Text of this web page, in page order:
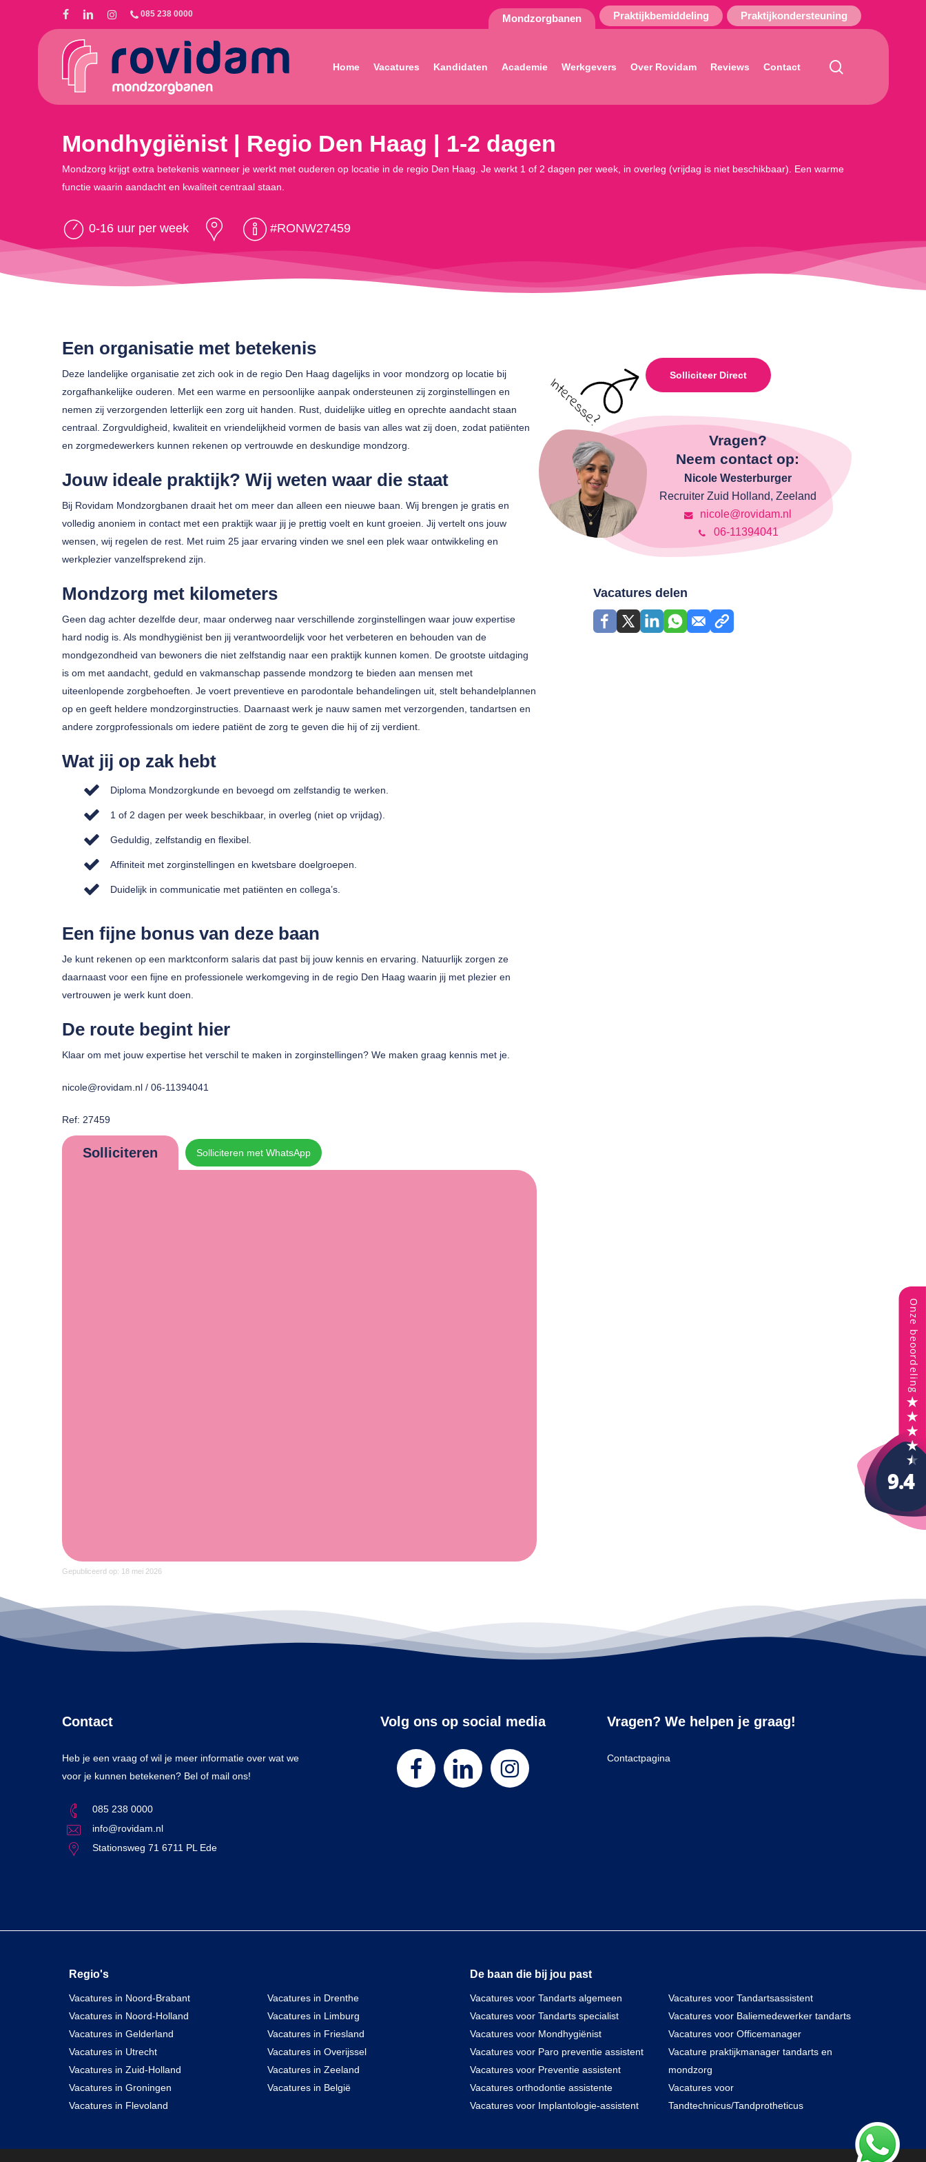
085 238 0000 Mondzorgbanen Praktijkbemiddeling Praktijkondersteuning
Druk op enter om te zoeken of ESC om te sluiten
Home Vacatures Kandidaten Academie Werkgevers Over Rovidam Reviews Contact
Mondhygiënist | Regio Den Haag | 1-2 dagen
Mondzorg krijgt extra betekenis wanneer je werkt met ouderen op locatie in de regio Den Haag. Je werkt 1 of 2 dagen per week, in overleg (vrijdag is niet beschikbaar). Een warme
functie waarin aandacht en kwaliteit centraal staan.
0-16 uur per week #RONW27459
Een organisatie met betekenis
Deze landelijke organisatie zet zich ook in de regio Den Haag dagelijks in voor mondzorg op locatie bij
zorgafhankelijke ouderen. Met een warme en persoonlijke aanpak ondersteunen zij zorginstellingen en
nemen zij verzorgenden letterlijk een zorg uit handen. Rust, duidelijke uitleg en oprechte aandacht staan
centraal. Zorgvuldigheid, kwaliteit en vriendelijkheid vormen de basis van alles wat zij doen, zodat patiënten
en zorgmedewerkers kunnen rekenen op vertrouwde en deskundige mondzorg.
Jouw ideale praktijk? Wij weten waar die staat
Bij Rovidam Mondzorgbanen draait het om meer dan alleen een nieuwe baan. Wij brengen je gratis en
volledig anoniem in contact met een praktijk waar jij je prettig voelt en kunt groeien. Jij vertelt ons jouw
wensen, wij regelen de rest. Met ruim 25 jaar ervaring vinden we snel een plek waar ontwikkeling en
werkplezier vanzelfsprekend zijn.
Mondzorg met kilometers
Geen dag achter dezelfde deur, maar onderweg naar verschillende zorginstellingen waar jouw expertise
hard nodig is. Als mondhygiënist ben jij verantwoordelijk voor het verbeteren en behouden van de
mondgezondheid van bewoners die niet zelfstandig naar een praktijk kunnen komen. De grootste uitdaging
is om met aandacht, geduld en vakmanschap passende mondzorg te bieden aan mensen met
uiteenlopende zorgbehoeften. Je voert preventieve en parodontale behandelingen uit, stelt behandelplannen
op en geeft heldere mondzorginstructies. Daarnaast werk je nauw samen met verzorgenden, tandartsen en
andere zorgprofessionals om iedere patiënt de zorg te geven die hij of zij verdient.
Wat jij op zak hebt
Diploma Mondzorgkunde en bevoegd om zelfstandig te werken.
1 of 2 dagen per week beschikbaar, in overleg (niet op vrijdag).
Geduldig, zelfstandig en flexibel.
Affiniteit met zorginstellingen en kwetsbare doelgroepen.
Duidelijk in communicatie met patiënten en collega’s.
Een fijne bonus van deze baan
Je kunt rekenen op een marktconform salaris dat past bij jouw kennis en ervaring. Natuurlijk zorgen ze
daarnaast voor een fijne en professionele werkomgeving in de regio Den Haag waarin jij met plezier en
vertrouwen je werk kunt doen.
De route begint hier
Klaar om met jouw expertise het verschil te maken in zorginstellingen? We maken graag kennis met je.
nicole@rovidam.nl / 06-11394041
Ref: 27459
Solliciteren Solliciteren met WhatsApp
Gepubliceerd op: 18 mei 2026
Solliciteer Direct
Vragen?
Neem contact op:
Nicole Westerburger
Recruiter Zuid Holland, Zeeland
nicole@rovidam.nl
06-11394041
Vacatures delen
Contact
Heb je een vraag of wil je meer informatie over wat we
voor je kunnen betekenen? Bel of mail ons!
085 238 0000
info@rovidam.nl
Stationsweg 71 6711 PL Ede
Volg ons op social media Vragen? We helpen je graag!
Contactpagina
Regio's
Vacatures in Noord-Brabant
Vacatures in Noord-Holland
Vacatures in Gelderland
Vacatures in Utrecht
Vacatures in Zuid-Holland
Vacatures in Groningen
Vacatures in Flevoland
Vacatures in Drenthe
Vacatures in Limburg
Vacatures in Friesland
Vacatures in Overijssel
Vacatures in Zeeland
Vacatures in België
De baan die bij jou past
Vacatures voor Tandarts algemeen
Vacatures voor Tandarts specialist
Vacatures voor Mondhygiënist
Vacatures voor Paro preventie assistent
Vacatures voor Preventie assistent
Vacatures orthodontie assistente
Vacatures voor Implantologie-assistent
Vacatures voor Tandartsassistent
Vacatures voor Baliemedewerker tandarts
Vacatures voor Officemanager
Vacature praktijkmanager tandarts en
mondzorg
Vacatures voor
Tandtechnicus/Tandprotheticus